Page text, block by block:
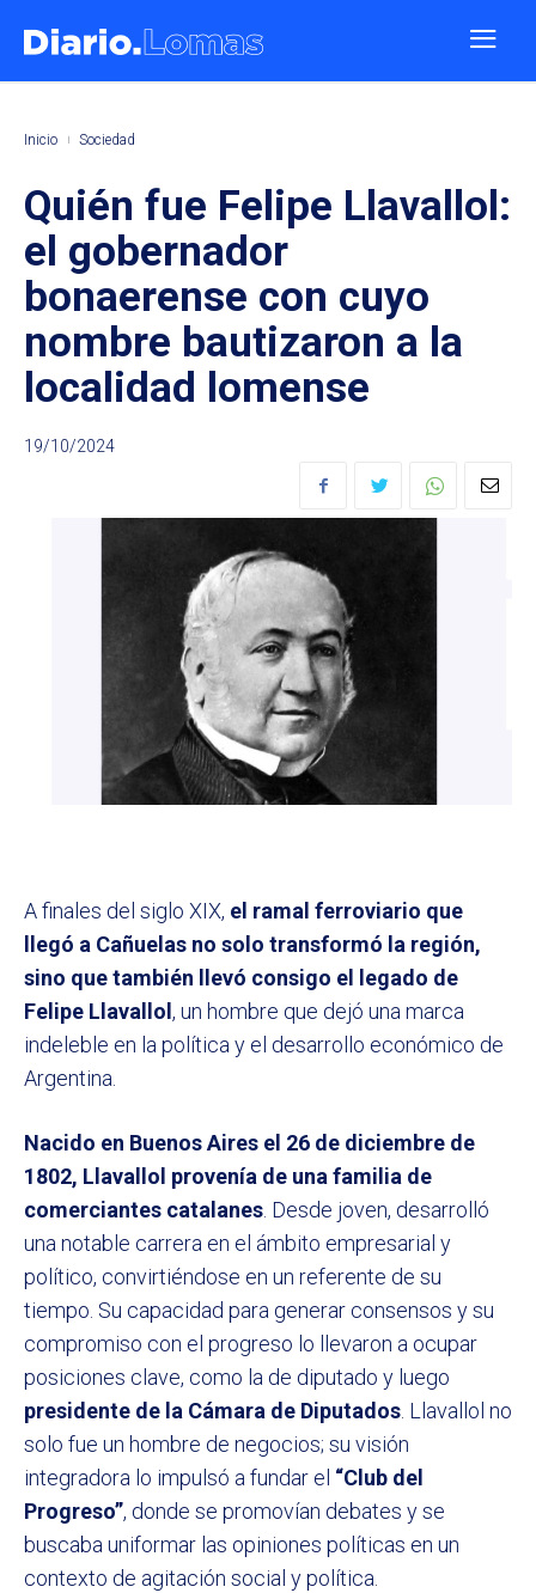
Inicio Sociedad
Quién fue Felipe Llavallol:
el gobernador
bonaerense con cuyo
nombre bautizaron a la
localidad lomense
19/10/2024
A finales del siglo XIX, el ramal ferroviario que
llegó a Cañuelas no solo transformó la región,
sino que también llevó consigo el legado de
Felipe Llavallol , un hombre que dejó una marca
indeleble en la política y el desarrollo económico de
Argentina.
Nacido en Buenos Aires el 26 de diciembre de
1802, Llavallol provenía de una familia de
comerciantes catalanes . Desde joven, desarrolló
una notable carrera en el ámbito empresarial y
político, convirtiéndose en un referente de su
tiempo. Su capacidad para generar consensos y su
compromiso con el progreso lo llevaron a ocupar
posiciones clave, como la de diputado y luego
presidente de la Cámara de Diputados . Llavallol no
solo fue un hombre de negocios; su visión
integradora lo impulsó a fundar el “Club del
Progreso”, donde se promovían debates y se
buscaba uniformar las opiniones políticas en un
contexto de agitación social y política.